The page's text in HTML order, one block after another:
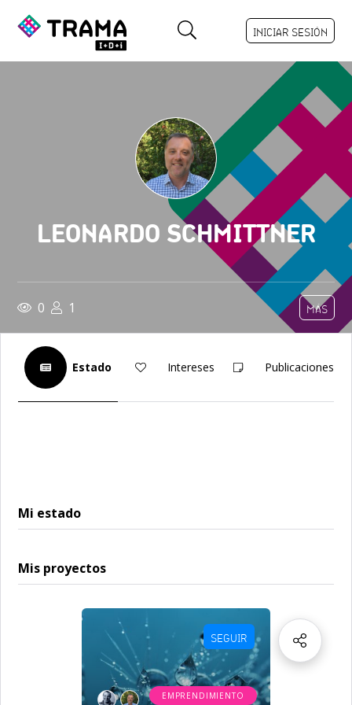
INICIAR SESIÓN
LEONARDO SCHMITTNER
0 1 MÁS
Estado Intereses Publicaciones
Mi estado
Mis proyectos
SEGUIR
EMPRENDIMIENTO